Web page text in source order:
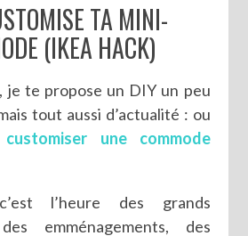
TA MINI-
(IKEA HACK)
je te propose un DIY un peu
tout aussi d’actualité : ou
customiser une commode
l’heure des grands
emménagements, des